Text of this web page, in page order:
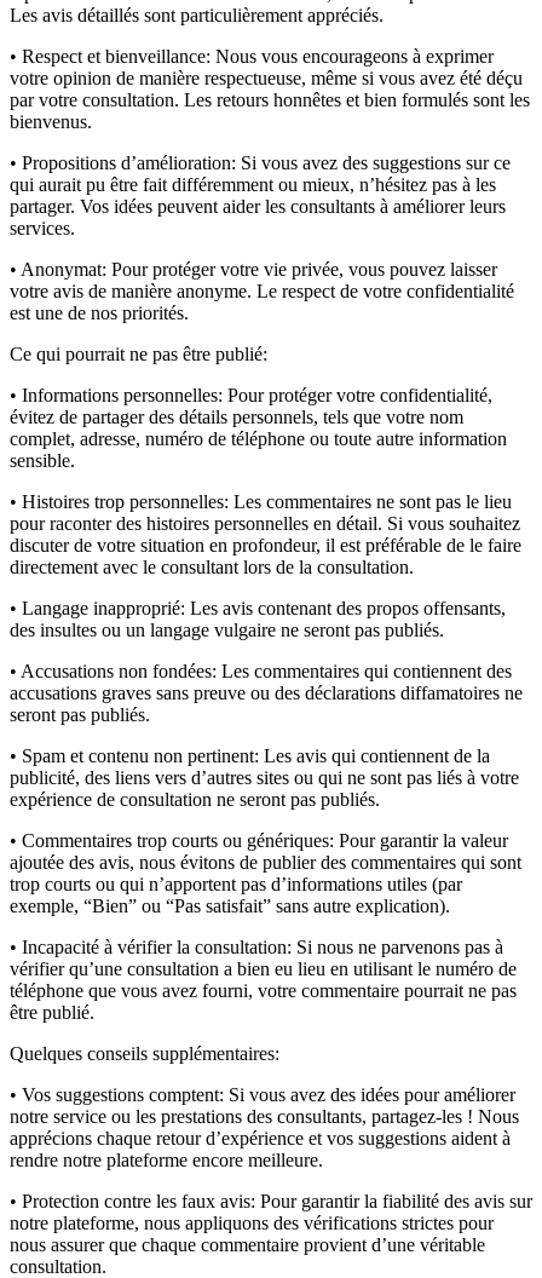
Les avis détaillés sont particulièrement appréciés.
• Respect et bienveillance: Nous vous encourageons à exprimer
votre opinion de manière respectueuse, même si vous avez été déçu
par votre consultation. Les retours honnêtes et bien formulés sont les
bienvenus.
• Propositions d’amélioration: Si vous avez des suggestions sur ce
qui aurait pu être fait différemment ou mieux, n’hésitez pas à les
partager. Vos idées peuvent aider les consultants à améliorer leurs
services.
• Anonymat: Pour protéger votre vie privée, vous pouvez laisser
votre avis de manière anonyme. Le respect de votre confidentialité
est une de nos priorités.
Ce qui pourrait ne pas être publié:
• Informations personnelles: Pour protéger votre confidentialité,
évitez de partager des détails personnels, tels que votre nom
complet, adresse, numéro de téléphone ou toute autre information
sensible.
• Histoires trop personnelles: Les commentaires ne sont pas le lieu
pour raconter des histoires personnelles en détail. Si vous souhaitez
discuter de votre situation en profondeur, il est préférable de le faire
directement avec le consultant lors de la consultation.
• Langage inapproprié: Les avis contenant des propos offensants,
des insultes ou un langage vulgaire ne seront pas publiés.
• Accusations non fondées: Les commentaires qui contiennent des
accusations graves sans preuve ou des déclarations diffamatoires ne
seront pas publiés.
• Spam et contenu non pertinent: Les avis qui contiennent de la
publicité, des liens vers d’autres sites ou qui ne sont pas liés à votre
expérience de consultation ne seront pas publiés.
• Commentaires trop courts ou génériques: Pour garantir la valeur
ajoutée des avis, nous évitons de publier des commentaires qui sont
trop courts ou qui n’apportent pas d’informations utiles (par
exemple, “Bien” ou “Pas satisfait” sans autre explication).
• Incapacité à vérifier la consultation: Si nous ne parvenons pas à
vérifier qu’une consultation a bien eu lieu en utilisant le numéro de
téléphone que vous avez fourni, votre commentaire pourrait ne pas
être publié.
Quelques conseils supplémentaires:
• Vos suggestions comptent: Si vous avez des idées pour améliorer
notre service ou les prestations des consultants, partagez-les ! Nous
apprécions chaque retour d’expérience et vos suggestions aident à
rendre notre plateforme encore meilleure.
• Protection contre les faux avis: Pour garantir la fiabilité des avis sur
notre plateforme, nous appliquons des vérifications strictes pour
nous assurer que chaque commentaire provient d’une véritable
consultation.